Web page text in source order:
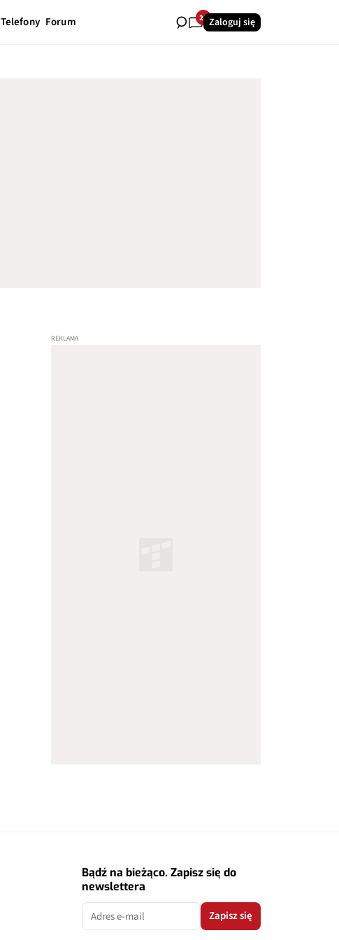
Telefony Forum 28Zaloguj się
Bądź na bieżąco. Zapisz się do
newslettera
Zapisz się